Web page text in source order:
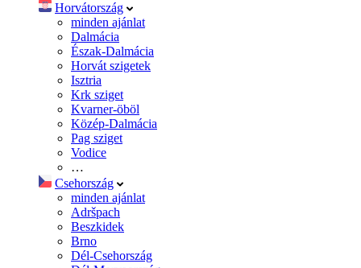
Horvátország
minden ajánlat
Dalmácia
Észak-Dalmácia
Horvát szigetek
Isztria
Krk sziget
Kvarner-öböl
Közép-Dalmácia
Pag sziget
Vodice
…
Csehország
minden ajánlat
Adršpach
Beszkidek
Brno
Dél-Csehország